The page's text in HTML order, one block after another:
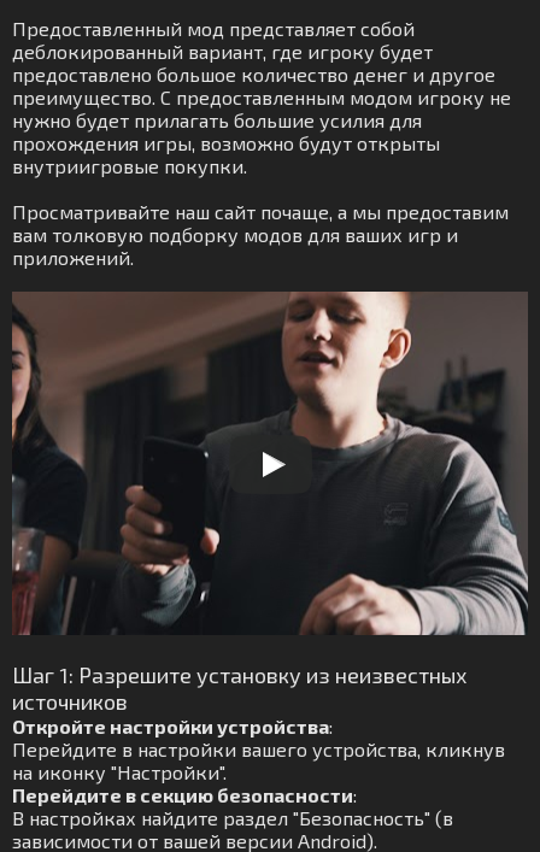
Предоставленный мод представляет собой
деблокированный вариант, где игроку будет
предоставлено большое количество денег и другое
преимущество. С предоставленным модом игроку не
нужно будет прилагать большие усилия для
прохождения игры, возможно будут открыты
внутриигровые покупки.
Просматривайте наш сайт почаще, а мы предоставим
вам толковую подборку модов для ваших игр и
приложений.
Шаг 1: Разрешите установку из неизвестных
источников
Откройте настройки устройства:
Перейдите в настройки вашего устройства, кликнув
на иконку "Настройки".
Перейдите в секцию безопасности:
В настройках найдите раздел "Безопасность" (в
зависимости от вашей версии Android).